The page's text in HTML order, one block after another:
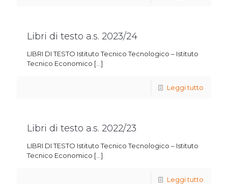
Libri di testo a.s. 2023/24
LIBRI DI TESTO Istituto Tecnico Tecnologico – Istituto
Tecnico Economico […]
Leggi tutto
Libri di testo a.s. 2022/23
LIBRI DI TESTO Istituto Tecnico Tecnologico – Istituto
Tecnico Economico […]
Leggi tutto